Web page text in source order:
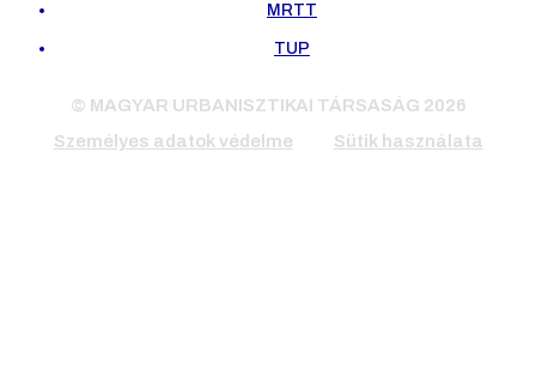
MRTT
TUP
© MAGYAR URBANISZTIKAI TÁRSASÁG 2026
Személyes adatok védelme
Sütik használata